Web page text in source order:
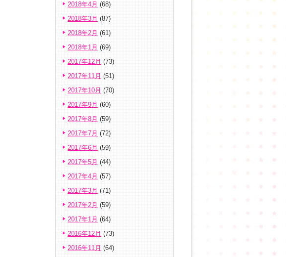
2018年4月 (68)
2018年3月 (87)
2018年2月 (61)
2018年1月 (69)
2017年12月 (73)
2017年11月 (51)
2017年10月 (70)
2017年9月 (60)
2017年8月 (59)
2017年7月 (72)
2017年6月 (59)
2017年5月 (44)
2017年4月 (57)
2017年3月 (71)
2017年2月 (59)
2017年1月 (64)
2016年12月 (73)
2016年11月 (64)